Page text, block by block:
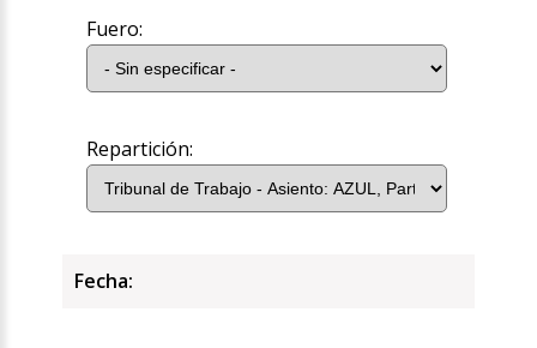
Fuero:
Repartición:
Fecha: